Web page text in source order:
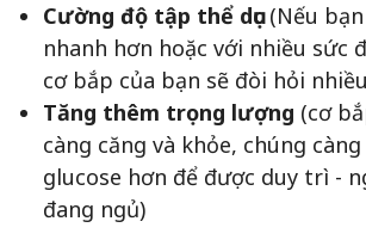
Cường độ tập thể dục(Nếu
nhanh hơn hoặc với nhiều sức
cơ bắp của bạn sẽ đòi hỏi
Tăng thêm trọng lượng (cơ
càng căng và khỏe, chúng
glucose hơn để được duy trì -
đang ngủ)